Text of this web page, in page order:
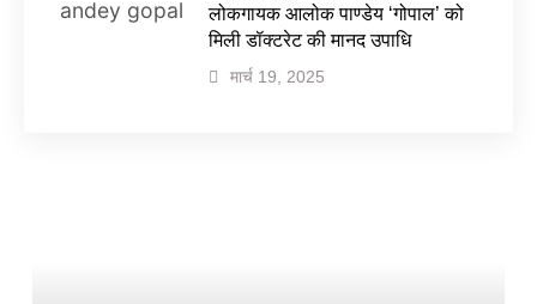
लोकगायक आलोक पाण्डेय ‘गोपाल’ को
मिली डॉक्टरेट की मानद उपाधि
मार्च 19, 2025